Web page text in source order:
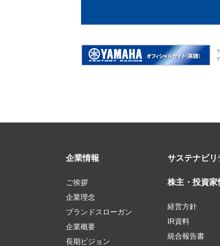
企業情報
ご挨拶
企業理念
ブランドスローガン
企業概要
長期ビジョン
サステナビリ
株主・投資家
経営方針
IR資料
統合報告書